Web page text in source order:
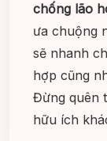
chống lão
ưa chuộng
sẽ nhanh
hợp cũng
Đừng quên
hữu ích